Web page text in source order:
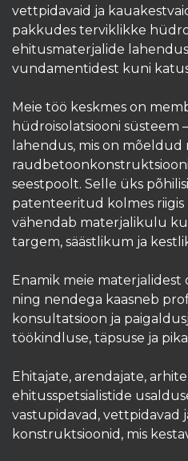
vettpidavaid ja
pakkudes terviklikke
ehitusmaterjalide
vundamentidest kuni
Meie töö keskmes on
hüdroisolatsiooni süsteem
lahendus, mis on mõeldud
seestpoolt. Selle üks
patenteeritud kolmes
vähendab materjalikulu
targem, säästlikum ja
Enamik meie materjalidest
ning nendega kaasneb
konsultatsioon ja
töökindluse, täpsuse ja
Ehitajate, arendajate,
ehitusspetsialistide
vastupidavad, vettpidavad
konstruktsioonid, mis